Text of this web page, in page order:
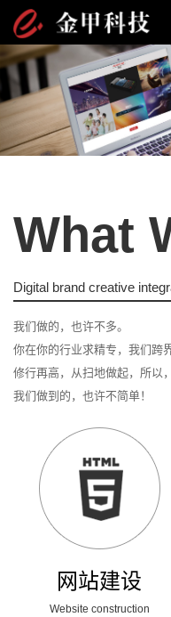
What
Digital brand creative
我们做的，也许不多。
你在你的行业求精专，我们跨
修行再高，从扫地做起，所以
我们做到的，也许不简单！
网站建设
Website construction